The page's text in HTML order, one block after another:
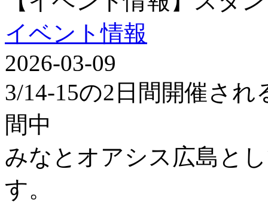
イベント情報
2026-03-09
3/14-15の2日間開催さ
間中
みなとオアシス広島と
す。